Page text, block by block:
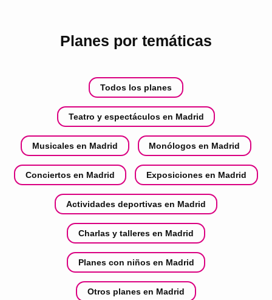
Planes por temáticas
Todos los planes
Teatro y espectáculos en Madrid
Musicales en Madrid Monólogos en Madrid
Conciertos en Madrid Exposiciones en Madrid
Actividades deportivas en Madrid
Charlas y talleres en Madrid
Planes con niños en Madrid
Otros planes en Madrid